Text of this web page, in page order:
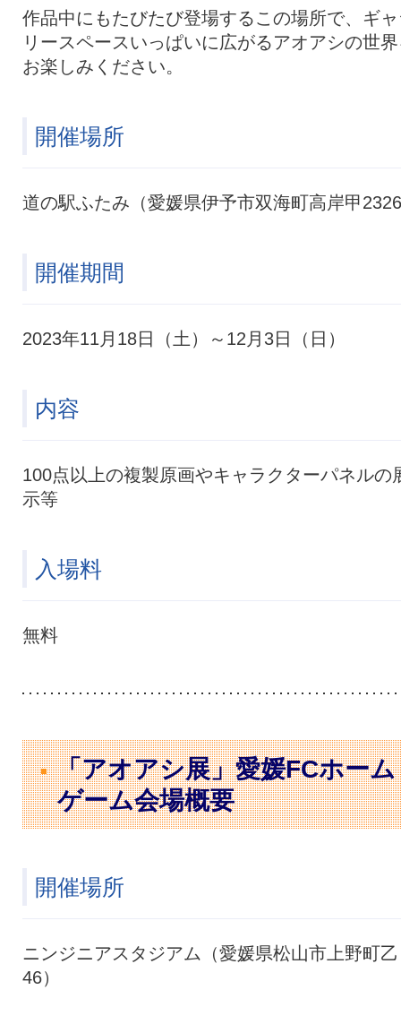
作品中にもたびたび登場するこの場所で、ギ
リースペースいっぱいに広がるアオアシの世
お楽しみください。
開催場所
道の駅ふたみ（愛媛県伊予市双海町高岸甲
開催期間
2023年11月18日（土）～12月3日（日）
内容
100点以上の複製原画やキャラクターパネルの
示等
入場料
無料
「アオアシ展」愛媛FCホーム
ゲーム会場概要
開催場所
ニンジニアスタジアム（愛媛県松山市上野町乙
46）